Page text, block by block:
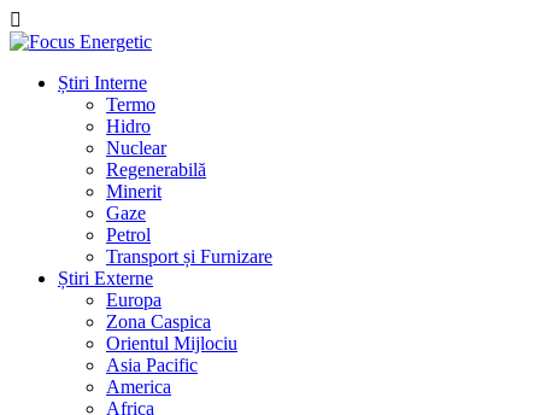
Știri Interne
Termo
Hidro
Nuclear
Regenerabilă
Minerit
Gaze
Petrol
Transport și Furnizare
Știri Externe
Europa
Zona Caspica
Orientul Mijlociu
Asia Pacific
America
Africa